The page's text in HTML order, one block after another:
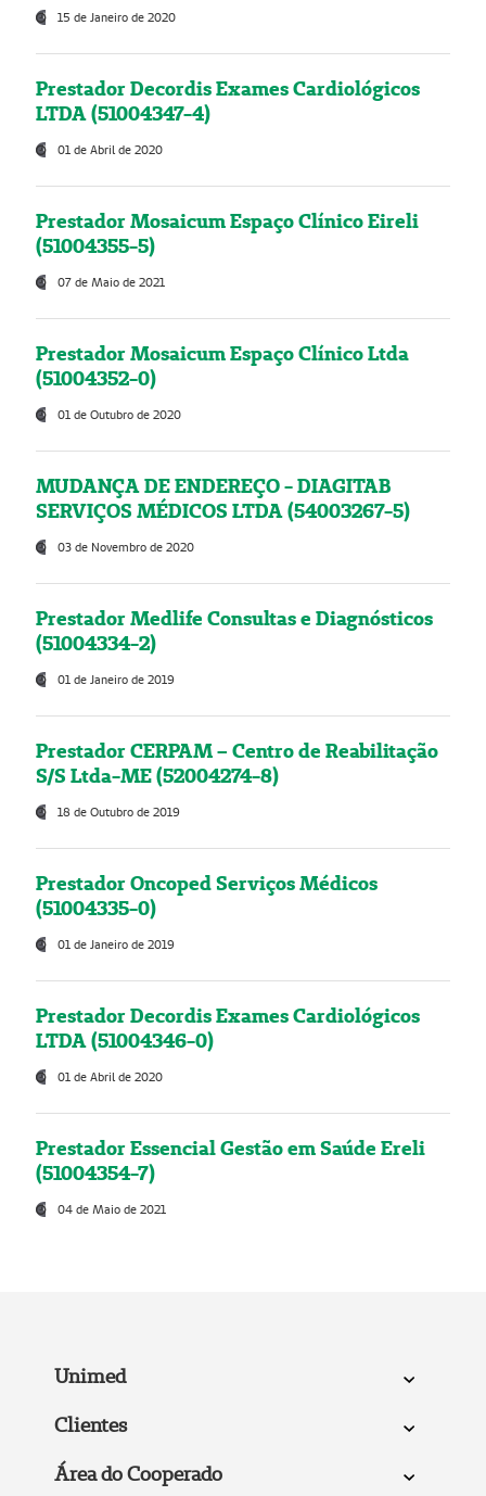
15 de Janeiro de 2020
Prestador Decordis Exames Cardiológicos
LTDA (51004347-4)
01 de Abril de 2020
Prestador Mosaicum Espaço Clínico Eireli
(51004355-5)
07 de Maio de 2021
Prestador Mosaicum Espaço Clínico Ltda
(51004352-0)
01 de Outubro de 2020
MUDANÇA DE ENDEREÇO - DIAGITAB
SERVIÇOS MÉDICOS LTDA (54003267-5)
03 de Novembro de 2020
Prestador Medlife Consultas e Diagnósticos
(51004334-2)
01 de Janeiro de 2019
Prestador CERPAM – Centro de Reabilitação
S/S Ltda-ME (52004274-8)
18 de Outubro de 2019
Prestador Oncoped Serviços Médicos
(51004335-0)
01 de Janeiro de 2019
Prestador Decordis Exames Cardiológicos
LTDA (51004346-0)
01 de Abril de 2020
Prestador Essencial Gestão em Saúde Ereli
(51004354-7)
04 de Maio de 2021
Unimed
Clientes
Área do Cooperado